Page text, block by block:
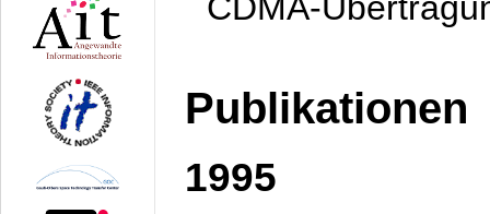
Publikationen
1995